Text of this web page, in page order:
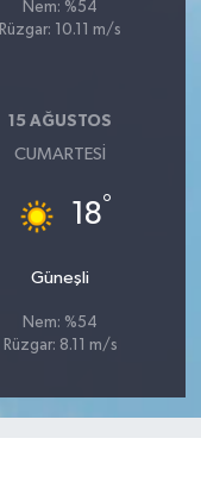
Nem: %54
Rüzgar: 10.11 m/s
15 AĞUSTOS
CUMARTESI
18°
Güneşli
Nem: %54
Rüzgar: 8.11 m/s